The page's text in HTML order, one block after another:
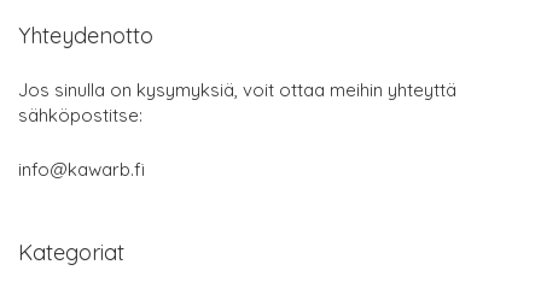
Yhteydenotto
Jos sinulla on kysymyksiä, voit ottaa meihin yhteyttä
sähköpostitse:
info@kawarb.fi
Kategoriat